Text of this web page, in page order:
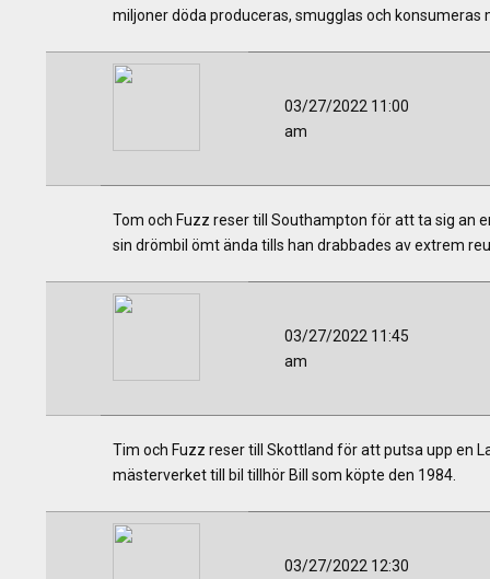
miljoner döda produceras, smugglas och konsumeras
03/27/2022 11:00
am
Tom och Fuzz reser till Southampton för att ta sig an
sin drömbil ömt ända tills han drabbades av extrem
03/27/2022 11:45
am
Tim och Fuzz reser till Skottland för att putsa upp en
mästerverket till bil tillhör Bill som köpte den 1984.
03/27/2022 12:30